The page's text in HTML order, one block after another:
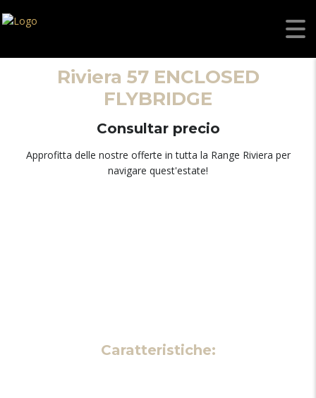
Riviera 57 ENCLOSED
FLYBRIDGE
Consultar precio
Approfitta delle nostre offerte in tutta la Range Riviera per
navigare quest'estate!
Caratteristiche: